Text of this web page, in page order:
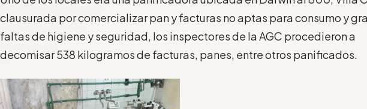
clausurada por comercializar pan y facturas no aptas para consumo y
faltas de higiene y seguridad, los inspectores de la AGC procedieron a
decomisar 538 kilogramos de facturas, panes, entre otros panificados.